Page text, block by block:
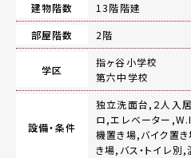
建物階数
13階階建
部屋階数
2階
学区
指ヶ谷小学校
第六中学校
設備・条件
独立洗面台,２人入
ロ,エレベーター
機置き場,バイク置
き場,バス・トイレ